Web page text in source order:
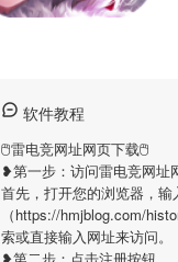
软件教程
🖱雷电竞网址网页下载🖱
❥第一步：访问雷电竞网址
首先，打开您的浏览器，
（https://hmjblog.com/
索或直接输入网址来访问。